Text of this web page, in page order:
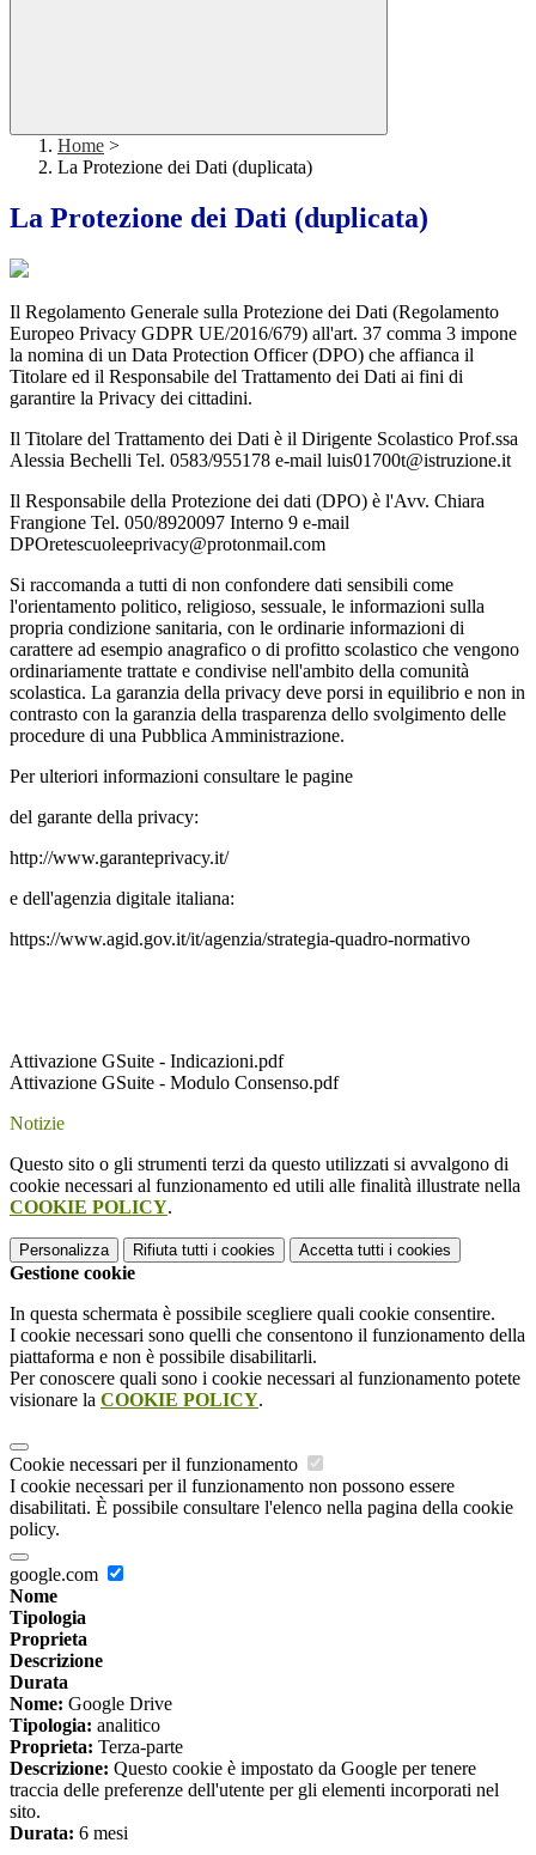
Home >
La Protezione dei Dati (duplicata)
La Protezione dei Dati (duplicata)
Il Regolamento Generale sulla Protezione dei Dati (Regolamento
Europeo Privacy GDPR UE/2016/679) all'art. 37 comma 3 impone
la nomina di un Data Protection Officer (DPO) che affianca il
Titolare ed il Responsabile del Trattamento dei Dati ai fini di
garantire la Privacy dei cittadini.
Il Titolare del Trattamento dei Dati è il Dirigente Scolastico Prof.ssa
Alessia Bechelli Tel. 0583/955178 e-mail luis01700t@istruzione.it
Il Responsabile della Protezione dei dati (DPO) è l'Avv. Chiara
Frangione Tel. 050/8920097 Interno 9 e-mail
DPOretescuoleeprivacy@protonmail.com
Si raccomanda a tutti di non confondere dati sensibili come
l'orientamento politico, religioso, sessuale, le informazioni sulla
propria condizione sanitaria, con le ordinarie informazioni di
carattere ad esempio anagrafico o di profitto scolastico che vengono
ordinariamente trattate e condivise nell'ambito della comunità
scolastica. La garanzia della privacy deve porsi in equilibrio e non in
contrasto con la garanzia della trasparenza dello svolgimento delle
procedure di una Pubblica Amministrazione.
Per ulteriori informazioni consultare le pagine
del garante della privacy:
http://www.garanteprivacy.it/
e dell'agenzia digitale italiana:
https://www.agid.gov.it/it/agenzia/strategia-quadro-normativo
Attivazione GSuite - Indicazioni.pdf
Attivazione GSuite - Modulo Consenso.pdf
Notizie
Questo sito o gli strumenti terzi da questo utilizzati si avvalgono di
cookie necessari al funzionamento ed utili alle finalità illustrate nella
COOKIE POLICY.
Personalizza Rifiuta tutti i cookies Accetta tutti i cookies
Gestione cookie
In questa schermata è possibile scegliere quali cookie consentire.
I cookie necessari sono quelli che consentono il funzionamento della
piattaforma e non è possibile disabilitarli.
Per conoscere quali sono i cookie necessari al funzionamento potete
visionare la COOKIE POLICY.
Cookie necessari per il funzionamento
I cookie necessari per il funzionamento non possono essere
disabilitati. È possibile consultare l'elenco nella pagina della cookie
policy.
google.com
Nome
Tipologia
Proprieta
Descrizione
Durata
Nome: Google Drive
Tipologia: analitico
Proprieta: Terza-parte
Descrizione: Questo cookie è impostato da Google per tenere
traccia delle preferenze dell'utente per gli elementi incorporati nel
sito.
Durata: 6 mesi